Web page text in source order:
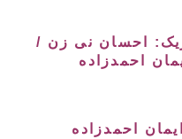
احسان نی زن /
احمدزاده
احمدزاده